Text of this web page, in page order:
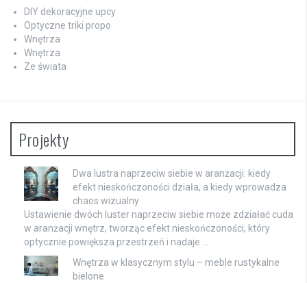
DIY dekoracyjne upcy
Optyczne triki propo
Wnętrza
Wnętrza
Ze świata
Projekty
Dwa lustra naprzeciw siebie w aranżacji: kiedy
efekt nieskończoności działa, a kiedy wprowadza
chaos wizualny
Ustawienie dwóch luster naprzeciw siebie może zdziałać cuda
w aranżacji wnętrz, tworząc efekt nieskończoności, który
optycznie powiększa przestrzeń i nadaje …
Wnętrza w klasycznym stylu – meble rustykalne
bielone